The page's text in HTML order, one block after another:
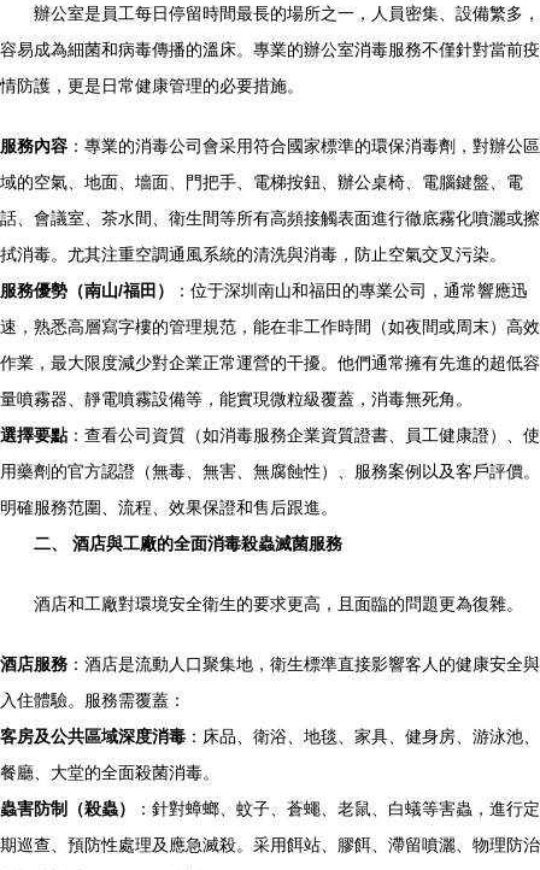
辦公室是員工每日停留時間最長的場所之一，人員密集、設備繁多，
容易成為細菌和病毒傳播的溫床。專業的辦公室消毒服務不僅針對當前疫
情防護，更是日常健康管理的必要措施。
服務內容 ：專業的消毒公司會采用符合國家標準的環保消毒劑，對辦公區
域的空氣、地面、墻面、門把手、電梯按鈕、辦公桌椅、電腦鍵盤、電
話、會議室、茶水間、衛生間等所有高頻接觸表面進行徹底霧化噴灑或擦
拭消毒。尤其注重空調通風系統的清洗與消毒，防止空氣交叉污染。
服務優勢（南山/福田）
：位于深圳南山和福田的專業公司，通常響應迅
速，熟悉高層寫字樓的管理規范，能在非工作時間（如夜間或周末）高效
作業，最大限度減少對企業正常運營的干擾。他們通常擁有先進的超低容
量噴霧器、靜電噴霧設備等，能實現微粒級覆蓋，消毒無死角。
選擇要點：查看公司資質（如消毒服務企業資質證書、員工健康證）、使
用藥劑的官方認證（無毒、無害、無腐蝕性）、服務案例以及客戶評價。
明確服務范圍、流程、效果保證和售后跟進。
二、 酒店與工廠的全面消毒殺蟲滅菌服務
酒店和工廠對環境安全衛生的要求更高，且面臨的問題更為復雜。
酒店服務 ：酒店是流動人口聚集地，衛生標準直接影響客人的健康安全與
入住體驗。服務需覆蓋：
客房及公共區域深度消毒 ：床品、衛浴、地毯、家具、健身房、游泳池、
餐廳、大堂的全面殺菌消毒。
蟲害防制（殺蟲）
：針對蟑螂、蚊子、蒼蠅、老鼠、白蟻等害蟲，進行定
期巡查、預防性處理及應急滅殺。采用餌站、膠餌、滯留噴灑、物理防治